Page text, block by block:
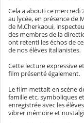
Cela a abouti ce
au lycée, en présence de
de M.Cherkaoui,
des membres de la
ont retenti les échos de
de nos élèves italianistes.
Cette lecture expressive
film présenté également.
Le film mettait en scène
famille etc, symboliques
enregistrée avec les
vibrer mémoire et